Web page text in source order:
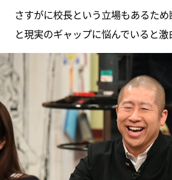
さすがに校長という立場もあるた
と現実のギャップに悩んでいると激